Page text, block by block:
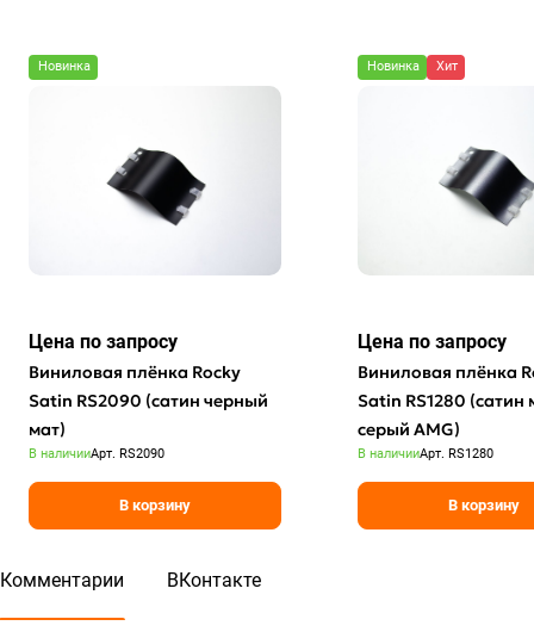
Новинка
Цена по запросу
Виниловая плёнка Rocky
Satin RS2090 (сатин черный
мат)
В наличииАрт. RS2090
В корзину
Новинка Хит
Цена по запросу
Виниловая плёнка
Satin RS1280 (сатин
серый AMG)
В наличииАрт. RS1280
В корзину
Комментарии ВКонтакте